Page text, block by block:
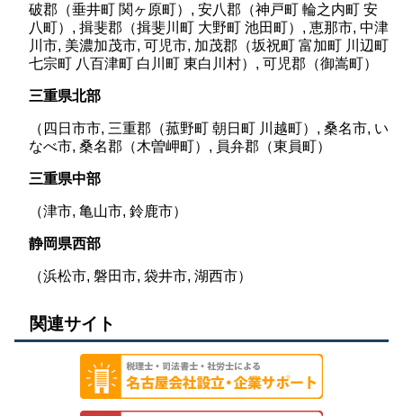
破郡（垂井町 関ヶ原町）, 安八郡（神戸町 輪之内町 安
八町）, 揖斐郡（揖斐川町 大野町 池田町）, 恵那市, 中津
川市, 美濃加茂市, 可児市, 加茂郡（坂祝町 富加町 川辺町
七宗町 八百津町 白川町 東白川村）, 可児郡（御嵩町）
三重県北部
（四日市市, 三重郡（菰野町 朝日町 川越町）, 桑名市, い
なべ市, 桑名郡（木曽岬町）, 員弁郡（東員町）
三重県中部
（津市, 亀山市, 鈴鹿市）
静岡県西部
（浜松市, 磐田市, 袋井市, 湖西市）
関連サイト